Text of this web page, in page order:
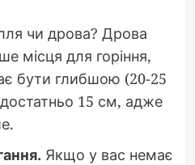
чи дрова? Дрова
місця для горіння,
бути глибшою (20-25
15 см, адже
Якщо у вас немає